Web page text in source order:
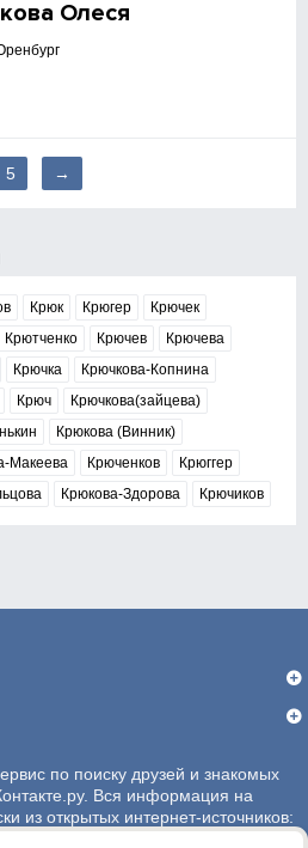
Олеся
5 →
Крюк Крюгер
Крючек
Крютченко Крючев
Крючева
Крючка
Крючкова-Копнина
Крюч
Крючкова(зайцева)
Крюкова (Винник)
Макеева Крюченков
Крюггер
Крюкова-Здорова Крючиков
по поиску друзей и знакомых
Вся информация на
из открытых интернет-источников: